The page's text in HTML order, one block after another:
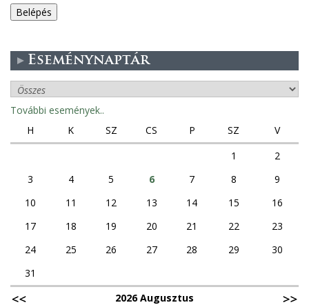
e
e
s
Eseménynaptár
További események..
H
K SZ CS P SZ
V
1
2
3
4 5 6 7 8
9
10
11 12 13 14 15
16
17
18 19 20 21 22
23
24
25 26 27 28 29
30
31
2026 Augusztus